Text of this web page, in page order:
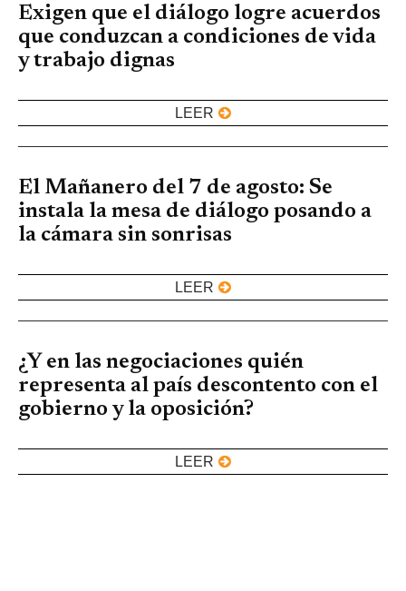
Exigen que el diálogo logre acuerdos
que conduzcan a condiciones de vida
y trabajo dignas
LEER
El Mañanero del 7 de agosto: Se
instala la mesa de diálogo posando a
la cámara sin sonrisas
LEER
¿Y en las negociaciones quién
representa al país descontento con el
gobierno y la oposición?
LEER